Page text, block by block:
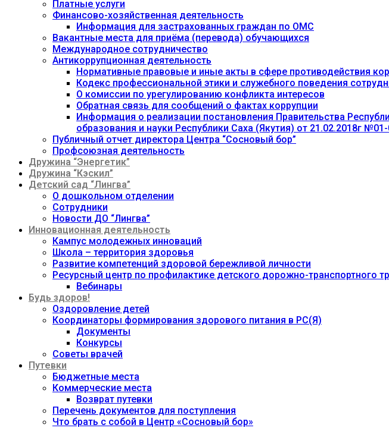
Платные услуги
Финансово-хозяйственная деятельность
Информация для застрахованных граждан по ОМС
Вакантные места для приёма (перевода) обучающихся
Международное сотрудничество
Антикоррупционная деятельность
Нормативные правовые и иные акты в сфере противодействия
Кодекс профессиональной этики и служебного поведения
О комиссии по урегулированию конфликта интересов
Обратная связь для сообщений о фактах коррупции
Информация о реализации постановления Правительства
образования и науки Республики Саха (Якутия) от 21.02.2018г
Публичный отчет директора Центра “Сосновый бор”
Профсоюзная деятельность
Дружина “Энергетик”
Дружина “Кэскил”
Детский сад “Лингва”
О дошкольном отделении
Сотрудники
Новости ДО “Лингва”
Инновационная деятельность
Кампус молодежных инноваций
Школа – территория здоровья
Развитие компетенций здоровой бережливой личности
Ресурсный центр по профилактике детского дорожно-транспортного
Вебинары
Будь здоров!
Оздоровление детей
Координаторы формирования здорового питания в РС(Я)
Документы
Конкурсы
Советы врачей
Путевки
Бюджетные места
Коммерческие места
Возврат путевки
Перечень документов для поступления
Что брать с собой в Центр «Сосновый бор»